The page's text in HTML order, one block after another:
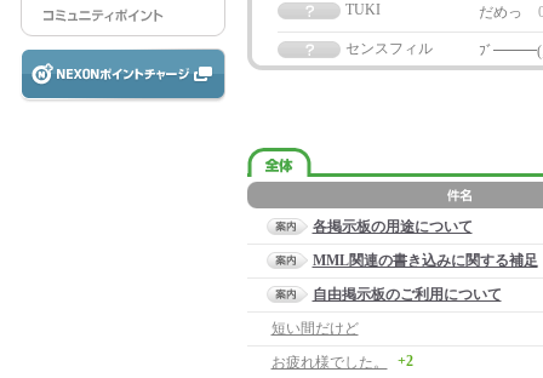
TUKI
だめっ
センスフィル ﾌﾞ
各掲示板の用途について
MML関連の書き込みに関する補足
自由掲示板のご利用について
短い間だけど
お疲れ様でした。
+2